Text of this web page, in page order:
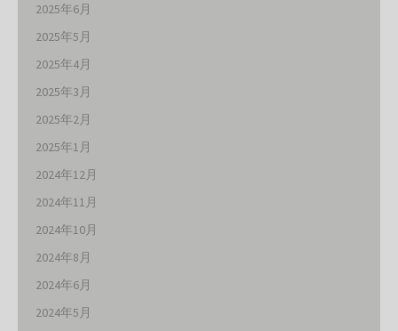
2025年6月
2025年5月
2025年4月
2025年3月
2025年2月
2025年1月
2024年12月
2024年11月
2024年10月
2024年8月
2024年6月
2024年5月